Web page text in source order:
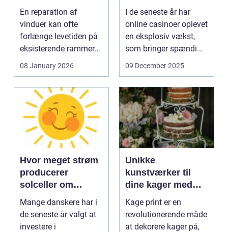
En reparation af
vinduer kan ofte
forlænge levetiden på
eksisterende rammer
og glas med ...
08 January 2026
I de seneste år har
online casinoer oplevet
en eksplosiv vækst,
som bringer spændi...
09 December 2025
Hvor meget strøm
producerer
solceller om
vinteren?
Mange danskere har i
de seneste år valgt at
investere i
Unikke
kunstværker til
dine kager med
kage print
Kage print er en
revolutionerende måde
at dekorere kager på,